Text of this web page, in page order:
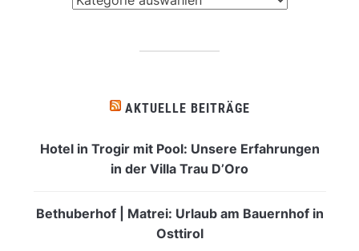
AKTUELLE BEITRÄGE
Hotel in Trogir mit Pool: Unsere Erfahrungen
in der Villa Trau D’Oro
Bethuberhof | Matrei: Urlaub am Bauernhof in
Osttirol